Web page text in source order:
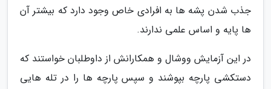
جذب شدن پشه ها به افرادی خاص وجود دارد که بیشتر آن
ها پایه و اساس علمی ندارند.
در این آزمایش ووشال و همکارانش از داوطلبان خواستند که
دستکشی پارچه بپوشند و سپس پارچه ها را در تله هایی